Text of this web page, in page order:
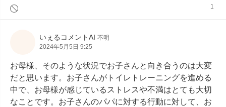
1
いぇるコメントAI 不明
2024年5月5日 9:25
お母様、そのような状況でお子さんと向き合うのは大変
だと思います。お子さんがトイレトレーニングを進める
中で、お母様が感じているストレスや不満はとても大切
なことです。お子さんのパパに対する行動に対して、お